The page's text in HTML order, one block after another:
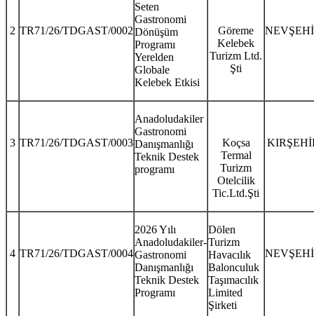
2 TR71/26/TDGAST/0002
Seten
Gastronomi
Dönüşüm
Programı
Yerelden
Globale
Kelebek Etkisi
Göreme
Kelebek
Turizm Ltd.
Şti
3 TR71/26/TDGAST/0003
Anadoludakiler
Gastronomi
Danışmanlığı
Teknik Destek
programı
Koçsa
Termal
Turizm
Otelcilik
Tic.Ltd.Şti
4 TR71/26/TDGAST/0004
2026 Yılı
Anadoludakiler-
Gastronomi
Danışmanlığı
Teknik Destek
Programı
Dölen
Turizm
Havacılık
Balonculuk
Taşımacılık
Limited
Şirketi